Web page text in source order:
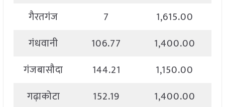
गैरतगंज
7
1,615.00
गंधवानी
106.77
1,400.00
गंजबासौदा
144.21
1,150.00
गढ़ाकोटा
152.19
1,400.00